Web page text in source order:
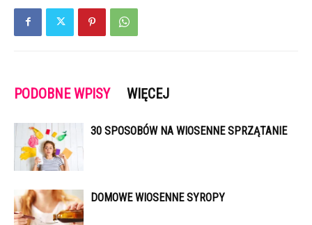
PODOBNE WPISY WIĘCEJ
30 SPOSOBÓW NA WIOSENNE SPRZĄTANIE
DOMOWE WIOSENNE SYROPY